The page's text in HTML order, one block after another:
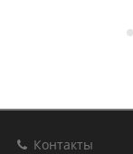
Контакты